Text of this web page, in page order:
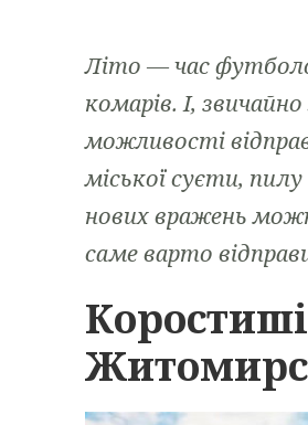
Літо — час
комарів. І,
можливості
міської суєти,
нових вражень
саме варто